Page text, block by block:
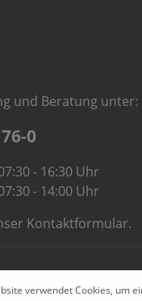
und Beratung unter:
0
- 16:30 Uhr
- 14:00 Uhr
Kontaktformular.
verwendet Cookies, um